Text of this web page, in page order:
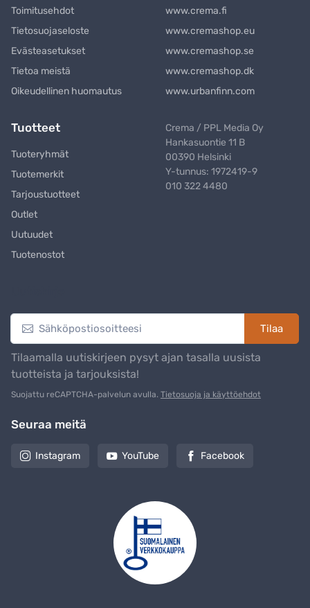
Toimitusehdot
Tietosuojaseloste
Evästeasetukset
Tietoa meistä
Oikeudellinen huomautus
www.crema.fi
www.cremashop.eu
www.cremashop.se
www.cremashop.dk
www.urbanfinn.com
Tuotteet
Tuoteryhmät
Tuotemerkit
Tarjoustuotteet
Outlet
Uutuudet
Tuotenostot
Crema / PPL Media Oy
Hankasuontie 11 B
00390 Helsinki
Y-tunnus: 1972419-9
010 322 4480
Tilaa
Tilaamalla uutiskirjeen pysyt ajan tasalla uusista
tuotteista ja tarjouksista!
Suojattu reCAPTCHA-palvelun avulla. Tietosuoja ja käyttöehdot
Seuraa meitä
Instagram YouTube Facebook